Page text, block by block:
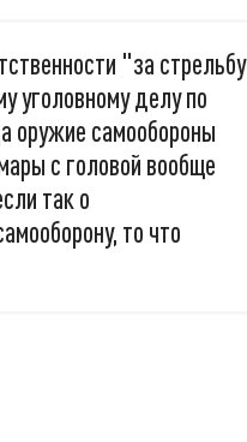
"за стрельбу
уголовному делу по
оружие самообороны
с головой вообще
так о
то что